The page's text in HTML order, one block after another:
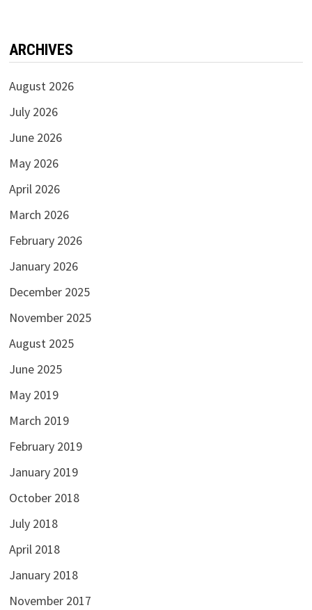
ARCHIVES
August 2026
July 2026
June 2026
May 2026
April 2026
March 2026
February 2026
January 2026
December 2025
November 2025
August 2025
June 2025
May 2019
March 2019
February 2019
January 2019
October 2018
July 2018
April 2018
January 2018